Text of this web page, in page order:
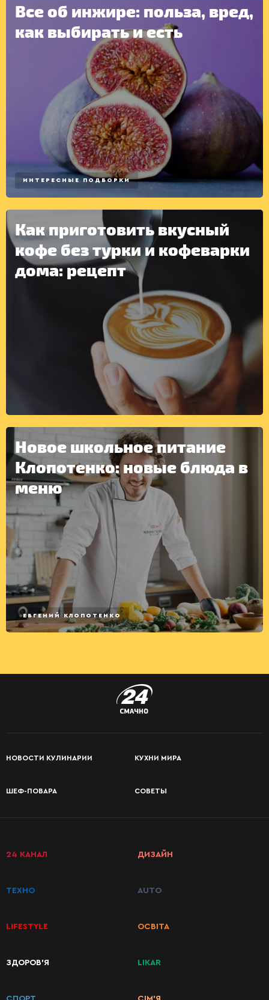
Все об инжире: польза, вред,
как выбирать и есть
ИНТЕРЕСНЫЕ ПОДБОРКИ
Как приготовить вкусный
кофе без турки и кофеварки
дома: рецепт
Новое школьное питание
Клопотенко: новые блюда в
меню
ЕВГЕНИЙ КЛОПОТЕНКО
НОВОСТИ КУЛИНАРИИ КУХНИ МИРА
ШЕФ-ПОВАРА СОВЕТЫ
24 КАНАЛ
ТЕХНО
LIFESTYLE
ЗДОРОВ’Я
ДИЗАЙН
AUTO
ОСВІТА
LIKAR